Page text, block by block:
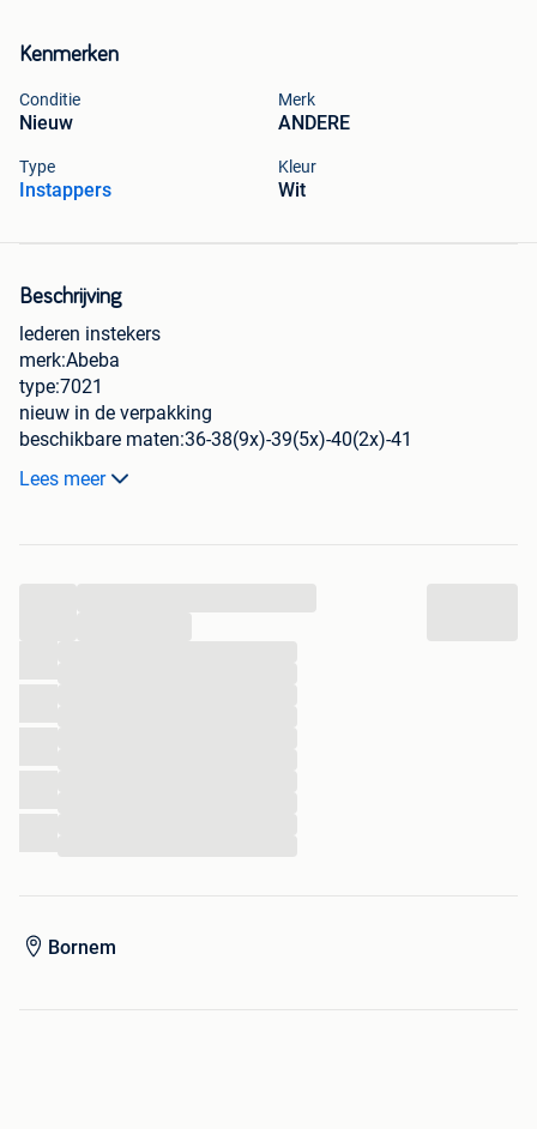
Kenmerken
Conditie
Nieuw
Merk
ANDERE
Type
Instappers
Kleur
Wit
Beschrijving
lederen instekers
merk:Abeba
type:7021
nieuw in de verpakking
beschikbare maten:36-38(9x)-39(5x)-40(2x)-41
per stuk:10€
voor het lot van 18 paar:150€
Lees meer
Bornem